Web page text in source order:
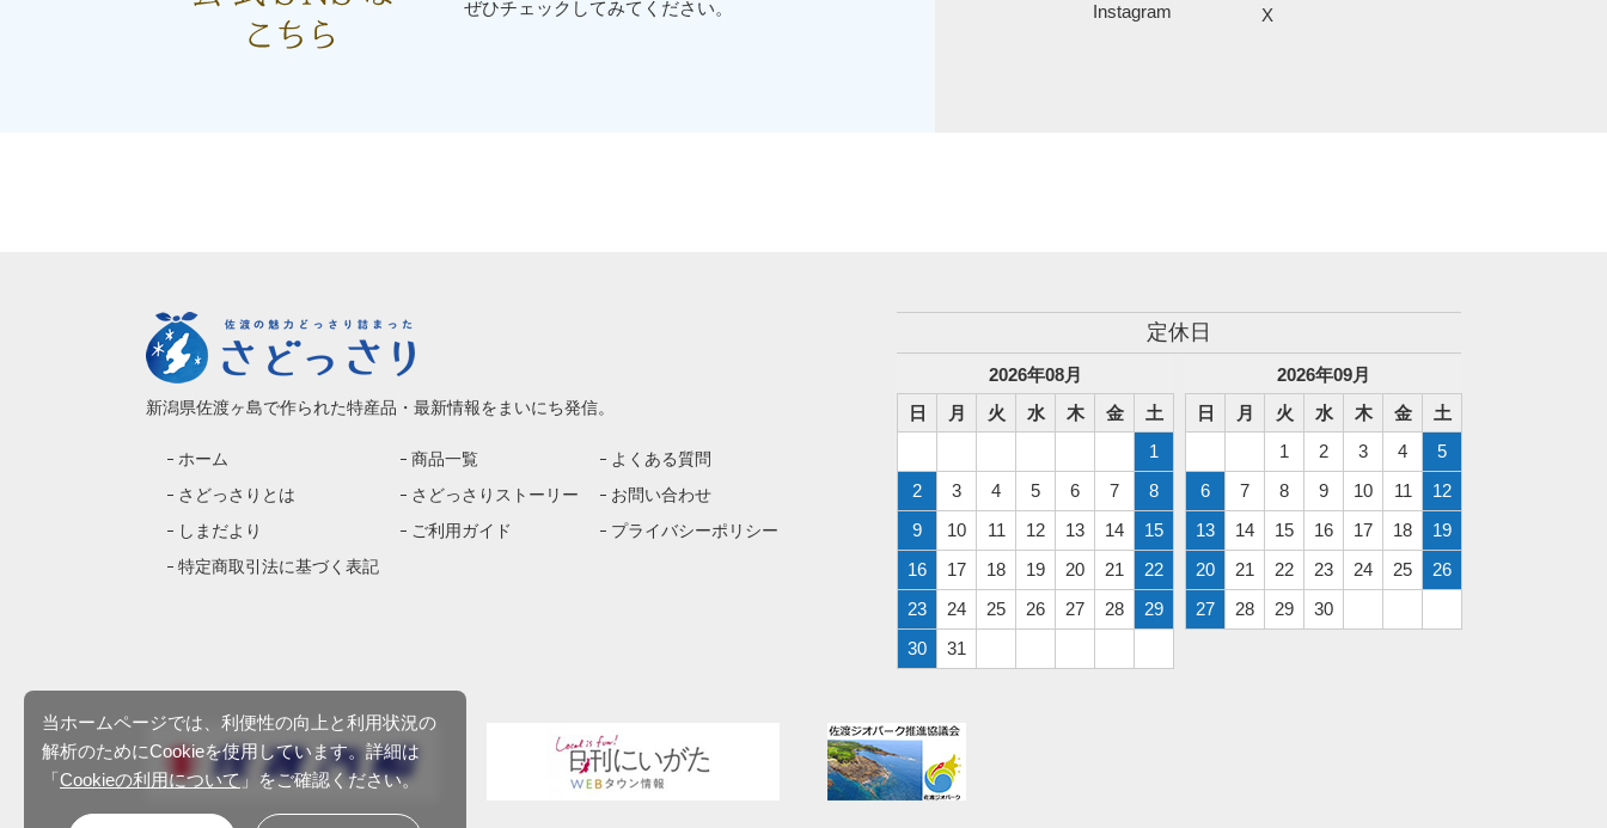
ぜひチェックしてみてください。
Instagram X
新潟県佐渡ヶ島で作られた特産品・最新情報をまいにち発信。
ホーム
さどっさりとは
しまだより
特定商取引法に基づく表記
商品一覧
さどっさりストーリー
ご利用ガイド
よくある質問
お問い合わせ
プライバシーポリシー
定休日
2026年08月
日
月 火 水 木 金
土
1
2
3 4 5 6 7
8
9
10 11 12 13 14
15
16
17 18 19 20 21
22
23
24 25 26 27 28
29
30
31
2026年09月
日
月 火 水 木 金
土
1
2 3 4
5
6
7 8 9 10 11
12
13
14 15 16 17 18
19
20
21 22 23 24 25
26
27
28 29 30
当ホームページでは、利便性の向上と利用状況の
解析のためにCookieを使用しています。詳細は
「Cookieの利用について」をご確認ください。